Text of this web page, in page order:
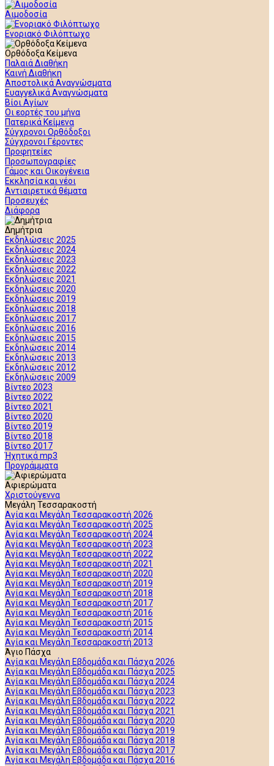
Αιμοδοσία
Ενοριακό Φιλόπτωχο
Ορθόδοξα Κείμενα
Παλαιά Διαθήκη
Καινή Διαθήκη
Αποστολικά Αναγνώσματα
Ευαγγελικά Αναγνώσματα
Βίοι Αγίων
Οι εορτές του μήνα
Πατερικά Κείμενα
Σύγχρονοι Ορθόδοξοι
Σύγχρονοι Γέροντες
Προφητείες
Προσωπογραφίες
Γάμος και Οικογένεια
Εκκλησία και νέοι
Αντιαιρετικά θέματα
Προσευχές
Διάφορα
Δημήτρια
Εκδηλώσεις 2025
Εκδηλώσεις 2024
Εκδηλώσεις 2023
Εκδηλώσεις 2022
Εκδηλώσεις 2021
Εκδηλώσεις 2020
Εκδηλώσεις 2019
Εκδηλώσεις 2018
Εκδηλώσεις 2017
Εκδηλώσεις 2016
Εκδηλώσεις 2015
Εκδηλώσεις 2014
Εκδηλώσεις 2013
Εκδηλώσεις 2012
Εκδηλώσεις 2009
Βίντεο 2023
Βίντεο 2022
Βίντεο 2021
Βίντεο 2020
Βίντεο 2019
Βίντεο 2018
Βίντεο 2017
Ήχητικά mp3
Προγράμματα
Αφιερώματα
Χριστούγεννα
Μεγάλη Τεσσαρακοστή
Αγία και Μεγάλη Τεσσαρακοστή 2026
Αγία και Μεγάλη Τεσσαρακοστή 2025
Αγία και Μεγάλη Τεσσαρακοστή 2024
Αγία και Μεγάλη Τεσσαρακοστή 2023
Αγία και Μεγάλη Τεσσαρακοστή 2022
Αγία και Μεγάλη Τεσσαρακοστή 2021
Αγία και Μεγάλη Τεσσαρακοστή 2020
Αγία και Μεγάλη Τεσσαρακοστή 2019
Αγία και Μεγάλη Τεσσαρακοστή 2018
Αγία και Μεγάλη Τεσσαρακοστή 2017
Αγία και Μεγάλη Τεσσαρακοστή 2016
Αγία και Μεγάλη Τεσσαρακοστή 2015
Αγία και Μεγάλη Τεσσαρακοστή 2014
Αγία και Μεγάλη Τεσσαρακοστή 2013
Άγιο Πάσχα
Αγία και Μεγάλη Εβδομάδα και Πάσχα 2026
Αγία και Μεγάλη Εβδομάδα και Πάσχα 2025
Αγία και Μεγάλη Εβδομάδα και Πάσχα 2024
Αγία και Μεγάλη Εβδομάδα και Πάσχα 2023
Αγία και Μεγάλη Εβδομάδα και Πάσχα 2022
Αγία και Μεγάλη Εβδομάδα και Πάσχα 2021
Αγία και Μεγάλη Εβδομάδα και Πάσχα 2020
Αγία και Μεγάλη Εβδομάδα και Πάσχα 2019
Αγία και Μεγάλη Εβδομάδα και Πάσχα 2018
Αγία και Μεγάλη Εβδομάδα και Πάσχα 2017
Αγία και Μεγάλη Εβδομάδα και Πάσχα 2016